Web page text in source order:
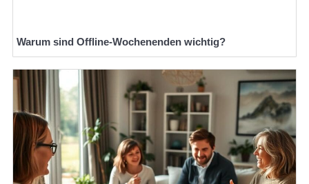
Warum sind Offline-Wochenenden wichtig?